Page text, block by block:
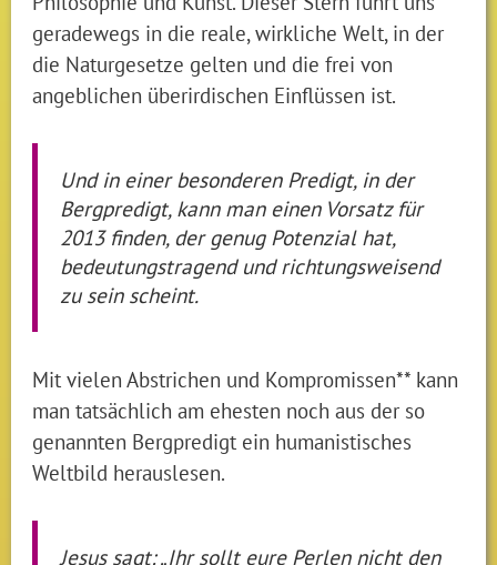
geradewegs in die reale, wirkliche Welt, in der
die Naturgesetze gelten und die frei von
angeblichen überirdischen Einflüssen ist.
Und in einer besonderen Predigt, in der
Bergpredigt, kann man einen Vorsatz für
2013 finden, der genug Potenzial hat,
bedeutungstragend und richtungsweisend
zu sein scheint.
Mit vielen Abstrichen und Kompromissen** kann
man tatsächlich am ehesten noch aus der so
genannten Bergpredigt ein humanistisches
Weltbild herauslesen.
Jesus sagt: „Ihr sollt eure Perlen nicht den